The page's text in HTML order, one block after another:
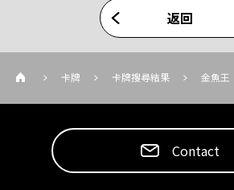
返回
卡牌 卡牌搜尋結果 金魚王
Contact